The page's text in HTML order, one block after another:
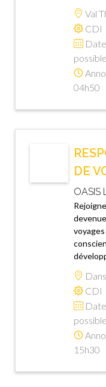
Val
CDI
possible
04h50
DE
OASIS
CDI
possible
15h30